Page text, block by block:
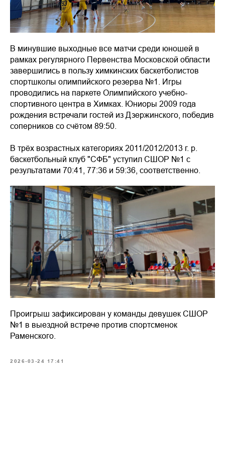
В минувшие выходные все матчи среди юношей в
рамках регулярного Первенства Московской области
завершились в пользу химкинских баскетболистов
спортшколы олимпийского резерва №1. Игры
проводились на паркете Олимпийского учебно-
спортивного центра в Химках. Юниоры 2009 года
рождения встречали гостей из Дзержинского, победив
соперников со счётом 89:50.
В трёх возрастных категориях 2011/2012/2013 г. р.
баскетбольный клуб "СФБ" уступил СШОР №1 с
результатами 70:41, 77:36 и 59:36, соответственно.
Проигрыш зафиксирован у команды девушек СШОР
№1 в выездной встрече против спортсменок
Раменского.
2026-03-24 17:41